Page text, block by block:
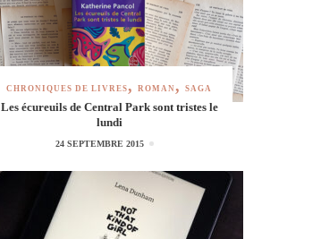
CHRONIQUES DE LIVRES ROMAN SAGA
Les écureuils de Central Park sont tristes le
lundi
24 SEPTEMBRE 2015